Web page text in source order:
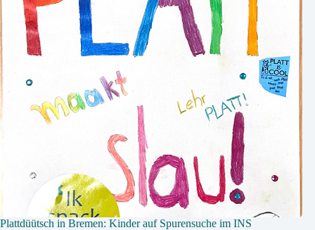
Plattdüütsch in Bremen: Kinder auf Spurensuche im INS